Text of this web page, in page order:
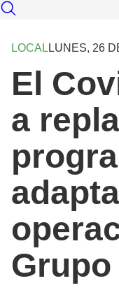
LOCAL LUNES, 26
El
a
adapta